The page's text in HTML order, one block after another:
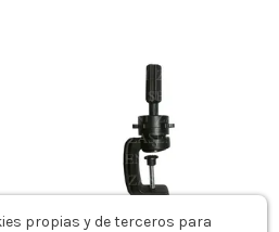
propias y de terceros para